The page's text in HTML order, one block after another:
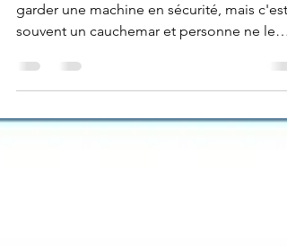
hydroalcoolique pour votre PC
Mettre à jour ses logiciels est essentiel pour
garder une machine en sécurité, mais c'est
souvent un cauchemar et personne ne le